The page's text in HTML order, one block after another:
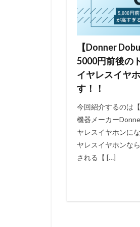
【Donner
5000円前後の
イヤレスイヤ
す！！
今回紹介するのは
機器メーカー
ヤレスイヤホンに
ヤレスイヤホンな
される【 […]